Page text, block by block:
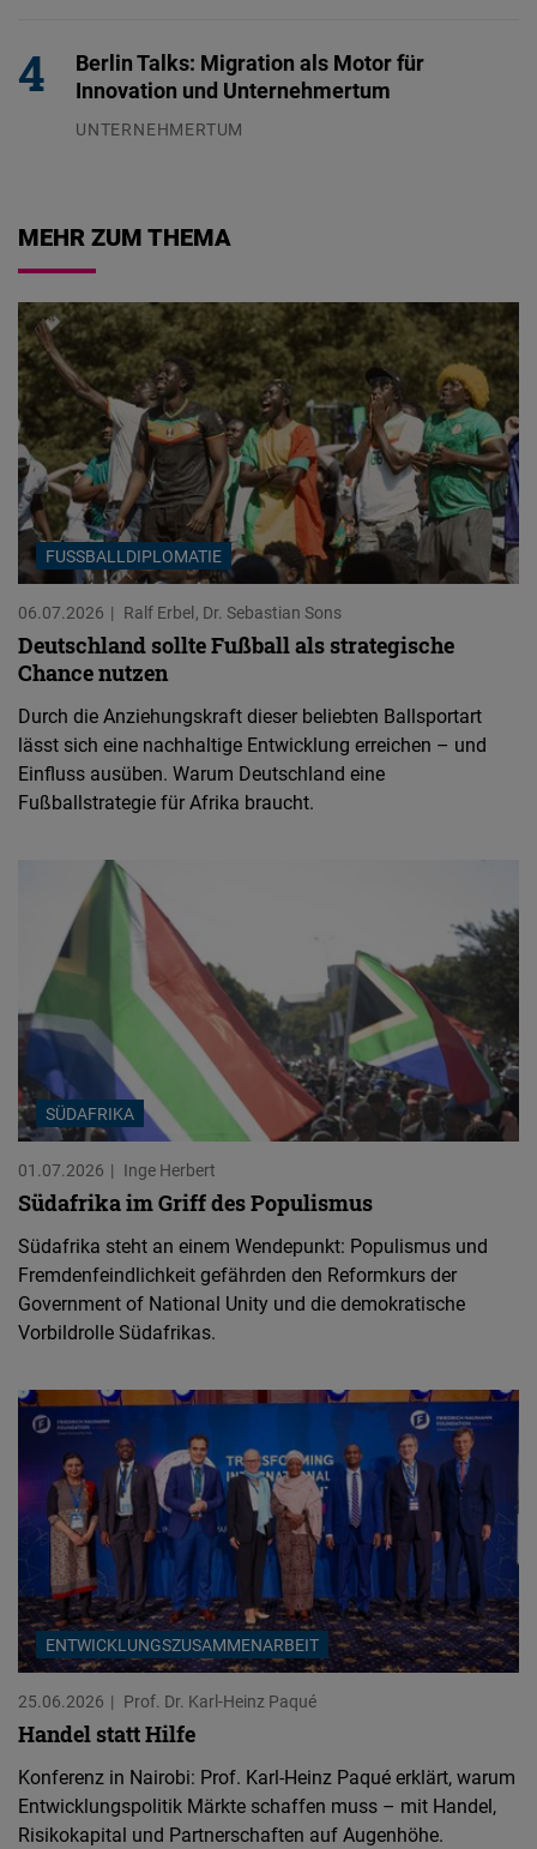
Berlin Talks: Migration als Motor für
Innovation und Unternehmertum
UNTERNEHMERTUM
MEHR ZUM THEMA
FUSSBALLDIPLOMATIE
06.07.2026 Ralf Erbel Dr. Sebastian Sons
Deutschland sollte Fußball als strategische
Chance nutzen
Durch die Anziehungskraft dieser beliebten Ballsportart
lässt sich eine nachhaltige Entwicklung erreichen – und
Einfluss ausüben. Warum Deutschland eine
Fußballstrategie für Afrika braucht.
SÜDAFRIKA
01.07.2026 Inge Herbert
Südafrika im Griff des Populismus
Südafrika steht an einem Wendepunkt: Populismus und
Fremdenfeindlichkeit gefährden den Reformkurs der
Government of National Unity und die demokratische
Vorbildrolle Südafrikas.
ENTWICKLUNGSZUSAMMENARBEIT
25.06.2026 Prof. Dr. Karl-Heinz Paqué
Handel statt Hilfe
Konferenz in Nairobi: Prof. Karl-Heinz Paqué erklärt, warum
Entwicklungspolitik Märkte schaffen muss – mit Handel,
Risikokapital und Partnerschaften auf Augenhöhe.